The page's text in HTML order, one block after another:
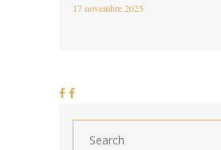
17 novembre 2025